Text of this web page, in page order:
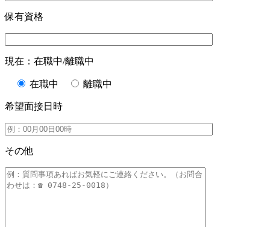
保有資格
現在：在職中/離職中
在職中 離職中
希望面接日時
その他